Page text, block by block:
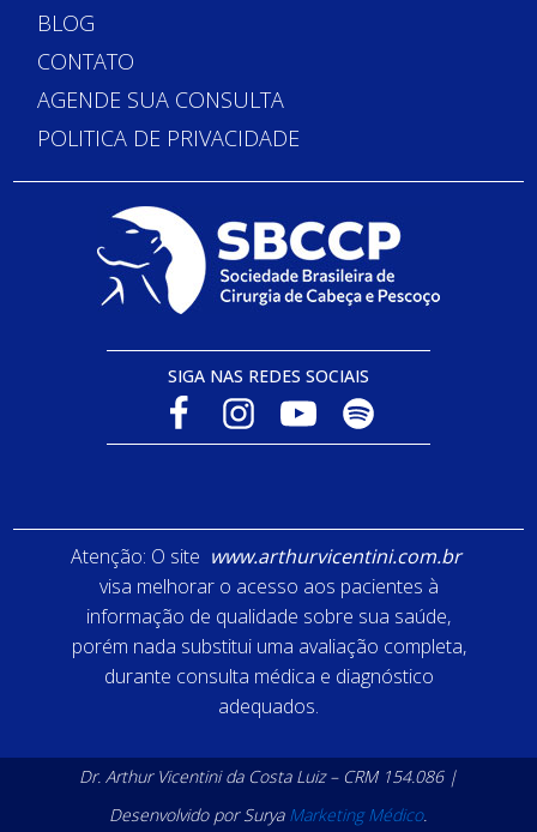
BLOG
CONTATO
AGENDE SUA CONSULTA
POLITICA DE PRIVACIDADE
SIGA NAS REDES SOCIAIS
Atenção: O site www.arthurvicentini.com.br
visa melhorar o acesso aos pacientes à
informação de qualidade sobre sua saúde,
porém nada substitui uma avaliação completa,
durante consulta médica e diagnóstico
adequados.
Dr. Arthur Vicentini da Costa Luiz – CRM 154.086 |
Desenvolvido por Surya Marketing Médico.